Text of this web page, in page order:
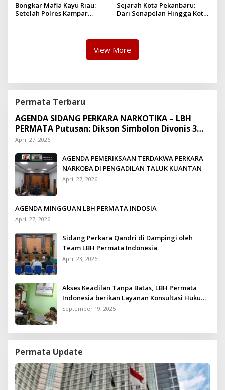
Bongkar Mafia Kayu Riau:
Setelah Polres Kampar
Hapus Berita Kian Menguat
Sejarah Kota Pekanbaru:
Dari Senapelan Hingga Kota
View More
Permata Terbaru
AGENDA SIDANG PERKARA NARKOTIKA – LBH
PERMATA Putusan: Dikson Simbolon Divonis 3
Tahun Penjara
April 27, 2026
AGENDA PEMERIKSAAN TERDAKWA PERKARA
NARKOBA DI PENGADILAN TALUK KUANTAN
April 27, 2026
AGENDA MINGGUAN LBH PERMATA INDOSIA
April 27, 2026
Sidang Perkara Qandri di Dampingi oleh
Team LBH Permata Indonesia
April 23, 2026
Akses Keadilan Tanpa Batas, LBH Permata
Indonesia berikan Layanan Konsultasi Hukum
Gratis untuk Kurang Mampu
September 19, 2025
Permata Update